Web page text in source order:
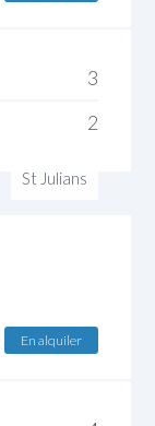
3
2
St Julians
En alquiler